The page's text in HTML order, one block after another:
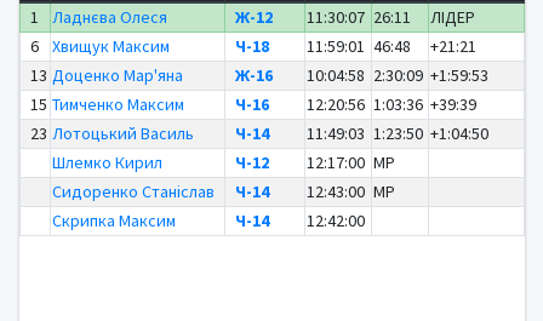
1
Ладнєва Олеся Ж-12 11:30:07 26:11
ЛІДЕР
6
Хвищук Максим Ч-18 11:59:01 46:48
+21:21
13 Доценко Мар'яна Ж-16 10:04:58 2:30:09 +1:59:53
15 Тимченко Максим Ч-16 12:20:56 1:03:36 +39:39
23 Лотоцький Василь Ч-14 11:49:03 1:23:50 +1:04:50
Шлемко Кирил
Ч-12 12:17:00 MP
Сидоренко Станіслав
Ч-14 12:43:00 MP
Скрипка Максим
Ч-14 12:42:00